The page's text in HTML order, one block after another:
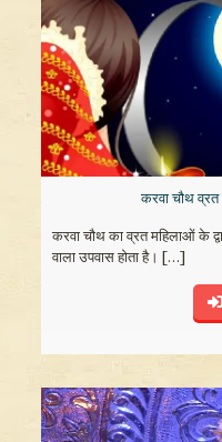
करवा चौथ
करवा चौथ का व्रत महिलाओं के
वाला उपवास होता है। […]